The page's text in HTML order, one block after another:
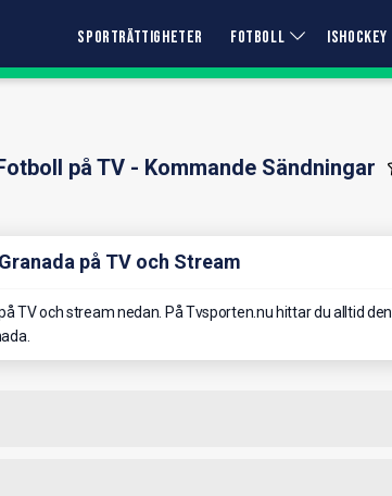
SPORTRÄTTIGHETER FOTBOLL ISHOCKEY
på TV - Kommande Sändningar
på TV och Stream
TV och stream nedan. På Tvsporten.nu hittar du alltid den